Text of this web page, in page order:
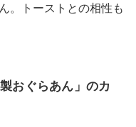
。トーストとの相性も
おぐらあん」のカ